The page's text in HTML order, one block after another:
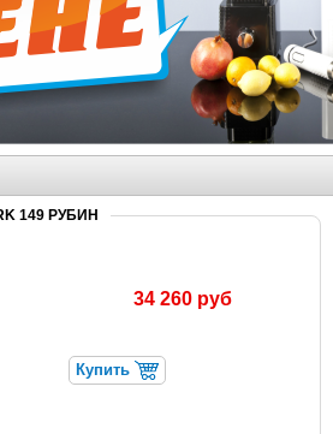
149 РУБИН
34 260 руб
Купить